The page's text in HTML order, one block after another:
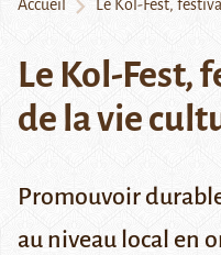
Accueil Le Kol-Fest,
Le Kol-Fest,
de la vie
Promouvoir
au niveau local en